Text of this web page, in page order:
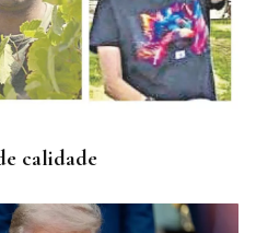
forestal en una
calidade